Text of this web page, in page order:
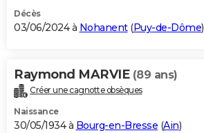
Décès
03/06/2024 à Nohanent(Puy-de-Dôme)
Raymond MARVIE (89 ans)
Créer une cagnotte obsèques
Naissance
30/05/1934 à Bourg-en-Bresse (Ain)